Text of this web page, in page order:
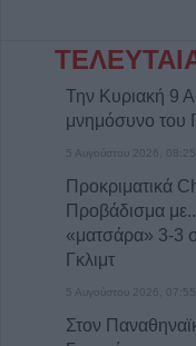
Την Κυριακή 9
μνημόσυνο του
5 Αυγούστου 2026, 08:25
Προκριματικά
Προβάδισμα
«ματσάρα» 3-3
Γκλιμτ
5 Αυγούστου 2026, 07:55
Στον